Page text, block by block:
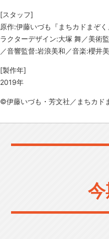
[スタッフ]
原作:伊藤いづも『まちカドまぞ
ラクターデザイン:大塚 舞／美術
／音響監督:岩浪美和／音楽:櫻井
[製作年]
2019年
©伊藤いづも・芳文社／まちカド